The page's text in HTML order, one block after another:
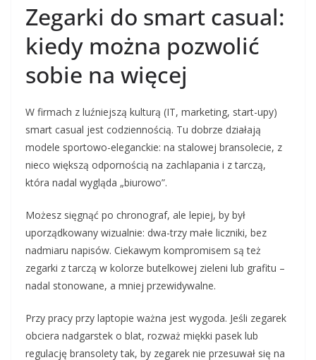
Zegarki do smart casual:
kiedy można pozwolić
sobie na więcej
W firmach z luźniejszą kulturą (IT, marketing, start-upy)
smart casual jest codziennością. Tu dobrze działają
modele sportowo-eleganckie: na stalowej bransolecie, z
nieco większą odpornością na zachlapania i z tarczą,
która nadal wygląda „biurowo”.
Możesz sięgnąć po chronograf, ale lepiej, by był
uporządkowany wizualnie: dwa-trzy małe liczniki, bez
nadmiaru napisów. Ciekawym kompromisem są też
zegarki z tarczą w kolorze butelkowej zieleni lub grafitu –
nadal stonowane, a mniej przewidywalne.
Przy pracy przy laptopie ważna jest wygoda. Jeśli zegarek
obciera nadgarstek o blat, rozważ miękki pasek lub
regulację bransolety tak, by zegarek nie przesuwał się na